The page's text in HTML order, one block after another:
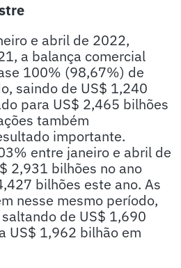
e abril de 2022,
a balança comercial
100% (98,67%) de
saindo de US$ 1,240
para US$ 2,465 bilhões
também
importante.
entre janeiro e abril de
2,931 bilhões no ano
bilhões este ano. As
nesse mesmo período,
de US$ 1,690
US$ 1,962 bilhão em